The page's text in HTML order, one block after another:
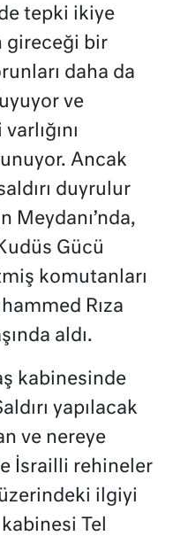
tepki ikiye
gireceği bir
daha da
ve
Ancak
duyrulur
Meydanı’nda,
Gücü
komutanları
Rıza
aldı.
kabinesinde
yapılacak
ve nereye
İsrailli rehineler
üzerindeki ilgiyi
Tel